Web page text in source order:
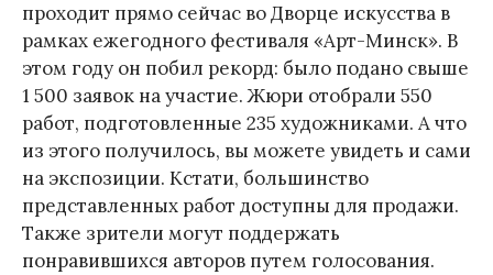
проходит прямо сейчас во Дворце искусства в
рамках ежегодного фестиваля «Арт-Минск». В
этом году он побил рекорд: было подано свыше
1 500 заявок на участие. Жюри отобрали 550
работ, подготовленные 235 художниками. А что
из этого получилось, вы можете увидеть и сами
на экспозиции. Кстати, большинство
представленных работ доступны для продажи.
Также зрители могут поддержать
понравившихся авторов путем голосования.